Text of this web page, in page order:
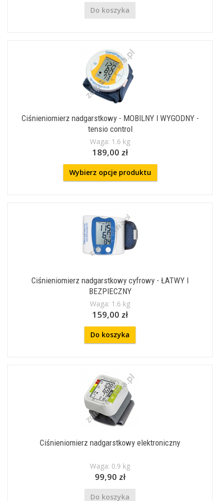
Do koszyka
Ciśnieniomierz nadgarstkowy - MOBILNY I WYGODNY -
tensio control
Waga: 1.6 kg
189,00 zł
Wybierz opcje produktu
Ciśnieniomierz nadgarstkowy cyfrowy - ŁATWY I
BEZPIECZNY
Waga: 1.6 kg
159,00 zł
Do koszyka
Ciśnieniomierz nadgarstkowy elektroniczny
Waga: 0.9 kg
99,90 zł
Do koszyka